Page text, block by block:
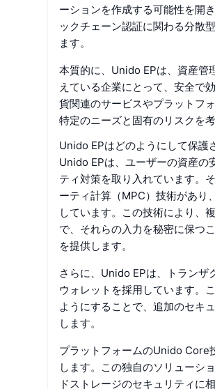
ーションを作成する可能性を開
ックチェーン認証に関わる分散
ます。
本質的に、Unido EPは、資産管
えている企業にとって、安全で
貨関連のサービスやプラットフ
特定のニーズと固有のリスクを
Unido EPはどのようにして保護
Unido EPは、ユーザーの資産の
ティ対策を取り入れています。
ーティ計算（MPC）技術があり
しています。この技術により、
で、それらの入力を秘密に保つ
を提供します。
さらに、Unido EPは、トランザ
ウォレットを採用しています。
ようにすることで、追加のセキ
します。
プラットフォームのUnido Core
します。この独自のソリューシ
ドストレージのセキュリティに